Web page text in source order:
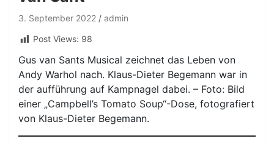
3. September 2022
admin
Post Views: 98
Gus van Sants Musical zeichnet das Leben von
Andy Warhol nach. Klaus-Dieter Begemann war in
der aufführung auf Kampnagel dabei. – Foto: Bild
einer „Campbell’s Tomato Soup“-Dose, fotografiert
von Klaus-Dieter Begemann.